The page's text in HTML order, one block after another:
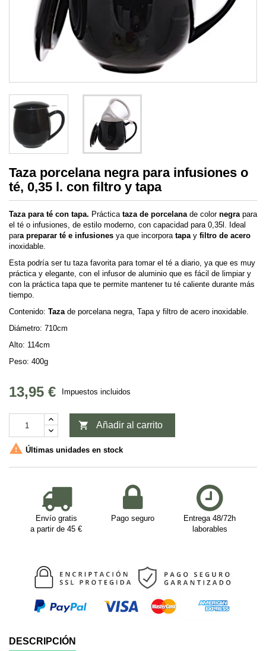
Taza porcelana negra para infusiones o
té, 0,35 l. con filtro y tapa
Taza para té con tapa. Práctica taza de porcelanade color negrapara
el té o infusiones, de estilo moderno, con capacidad para 0,35l. Ideal
para preparar té e infusiones ya que incorpora tapay filtro de acero
inoxidable.
Esta podría ser tu taza favorita para tomar el té a diario, ya que es muy
práctica y elegante, con el infusor de aluminio que es fácil de limpiar y
con la práctica tapa que te permite mantener tu té caliente durante más
tiempo.
Contenido: Tazade porcelana negra, Tapa y filtro de acero inoxidable.
Diámetro: 710cm
Alto: 114cm
Peso: 400g
13,95 € Impuestos incluidos
 Añadir al carrito
 Últimas unidades en stock
Envío gratis
a partir de 45 €
Pago seguro
Entrega 48/72h
laborables
DESCRIPCIÓN